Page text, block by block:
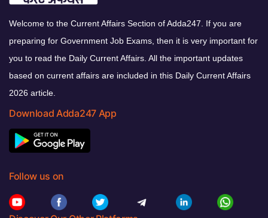
Welcome to the Current Affairs Section of Adda247. If you are
preparing for Government Job Exams, then it is very important for
you to read the Daily Current Affairs. All the important updates
based on current affairs are included in this Daily Current Affairs
2026 article.
Download Adda247 App
Follow us on